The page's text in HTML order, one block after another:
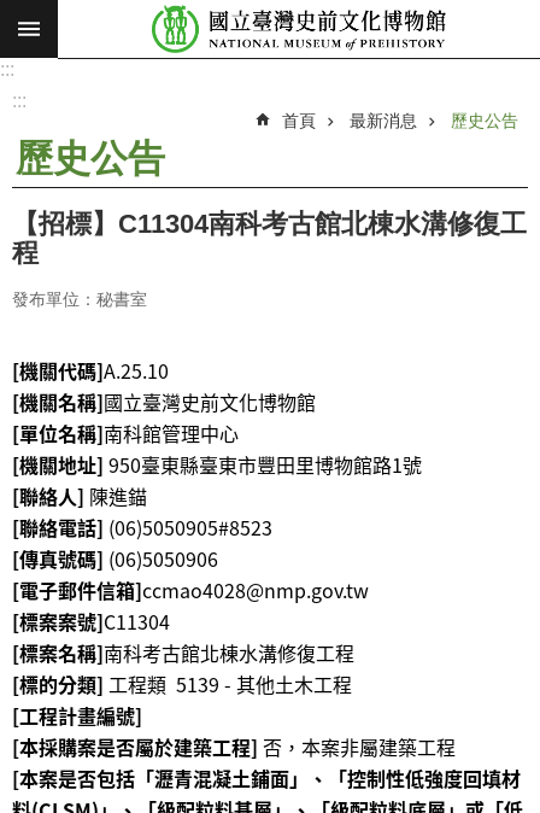
跳到主要內容區塊
搜
願
景
使
命
最
消
息
參
觀
展
覽
學
習
探
索
認
識
我
們
:::
:::
首頁 最新消息 歷史公告
歷史公告
【招標】C11304南科考古館北棟水溝修復工
程
發布單位：秘書室
[機關代碼]A.25.10
[機關名稱]國立臺灣史前文化博物館
[單位名稱]南科館管理中心
[機關地址] 950臺東縣臺東市豐田里博物館路1號
[聯絡人] 陳進錨
[聯絡電話] (06)5050905#8523
[傳真號碼] (06)5050906
[電子郵件信箱]ccmao4028@nmp.gov.tw
[標案案號]C11304
[標案名稱]南科考古館北棟水溝修復工程
[標的分類] 工程類 5139 - 其他土木工程
[工程計畫編號]
[本採購案是否屬於建築工程] 否，本案非屬建築工程
[本案是否包括「瀝青混凝土鋪面」、「控制性低強度回填材